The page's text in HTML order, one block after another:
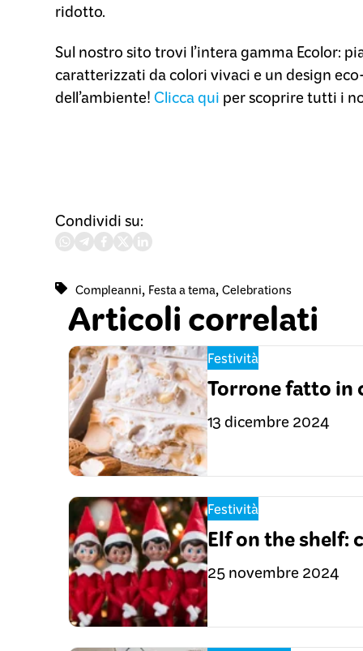
ridotto.
Sul nostrositotrovi l’intera gamma Ecolor:
caratterizzati da colori vivaci e un design
dell’ambiente!Clicca qui per scoprire tutti i
Condividi su:
Compleanni, Festa a tema, Celebrations
Articoli correlati
Festività
Torrone fatto in
13 dicembre 2024
Festività
Elf on the shelf:
25 novembre 2024